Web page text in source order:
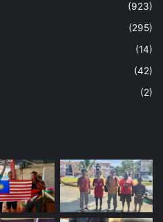
(923)
(295)
(14)
(42)
(2)